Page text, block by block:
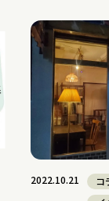
2022.10.21 コ